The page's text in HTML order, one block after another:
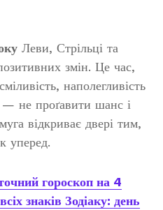
Леви, Стрільці та
змін. Це час,
наполегливість
— не проґавити шанс і
відкриває двері тим,
уперед.
гороскоп на 4
знаків Зодіаку: день